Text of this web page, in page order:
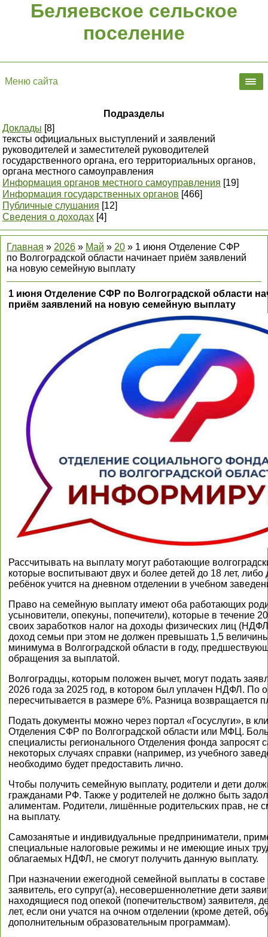
Беляевское сельское
поселение
Меню сайта
Подразделы
Доклады [8]
тексты официальных выступлений и заявлений
руководителей и заместителей руководителей
государственного органа, его территориальных органов,
органа местного самоуправления
Информация органов местного самоуправления [19]
Информация государственных органов [466]
Публичные слушания [12]
Сведения о доходах [4]
Главная » 2026 » Май » 20 » 1 июня Отделение СФР
по Волгоградской области начинает приём заявлений
на новую семейную выплату
1 июня Отделение СФР по Волгоградской области
приём заявлений на новую семейную выплату
Рассчитывать на выплату могут работающие
которые воспитывают двух и более детей до 18 лет, либо
ребёнок учится на дневном отделении в учебном
Право на семейную выплату имеют оба работающих
усыновители, опекуны, попечители), которые в течение
своих заработков налог на доходы физических лиц
доход семьи при этом не должен превышать 1,5
минимума в Волгоградской области в году,
обращения за выплатой.
Волгоградцы, которым положен вычет, могут подать
2026 года за 2025 год, в котором был уплачен НДФЛ. По
пересчитывается в размере 6%. Разница возвращается
Подать документы можно через портал «Госуслуги», в
Отделения СФР по Волгоградской области или МФЦ.
специалисты регионального Отделения фонда запросят
некоторых случаях справки (например, из учебного
необходимо будет предоставить лично.
Чтобы получить семейную выплату, родители и дети
гражданами РФ. Также у родителей не должно быть
алиментам. Родители, лишённые родительских прав, не
на выплату.
Самозанятые и индивидуальные предприниматели,
специальные налоговые режимы и не имеющие иных
облагаемых НДФЛ, не смогут получить данную выплату.
При назначении ежегодной семейной выплаты в
заявитель, его супруг(а), несовершеннолетние дети
находящиеся под опекой (попечительством) заявителя,
лет, если они учатся на очном отделении (кроме детей,
дополнительным образовательным программам).